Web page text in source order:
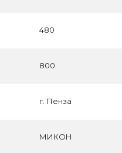
480
800
г. Пенза
МИКОН